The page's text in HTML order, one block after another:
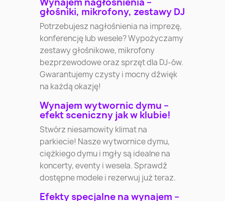
głośniki, mikrofony, zestawy DJ
Potrzebujesz nagłośnienia na imprezę,
konferencję lub wesele? Wypożyczamy
zestawy głośnikowe, mikrofony
bezprzewodowe oraz sprzęt dla DJ-ów.
Gwarantujemy czysty i mocny dźwięk
na każdą okazję!
Wynajem wytwornic dymu –
efekt sceniczny jak w klubie!
Stwórz niesamowity klimat na
parkiecie! Nasze wytwornice dymu,
ciężkiego dymu i mgły są idealne na
koncerty, eventy i wesela. Sprawdź
dostępne modele i rezerwuj już teraz.
Efekty specjalne na wynajem –